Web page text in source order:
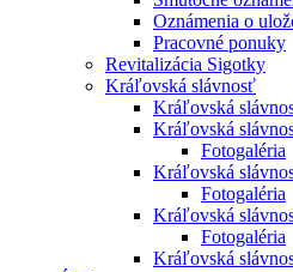
Oznámenia o
Pracovné ponuky
Revitalizácia Sigotky
Kráľovská slávnosť
Kráľovská
Kráľovská
Fotogaléria
Kráľovská
Fotogaléria
Kráľovská
Fotogaléria
Kráľovská